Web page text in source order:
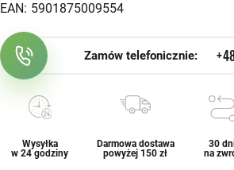
EAN: 5901875009554
Zamów telefonicznie:
Wysyłka
w 24 godziny
Darmowa dostawa
powyżej 150 zł
30
na